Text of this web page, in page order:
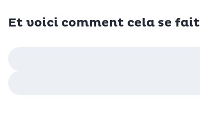
Et voici comment cela se fait